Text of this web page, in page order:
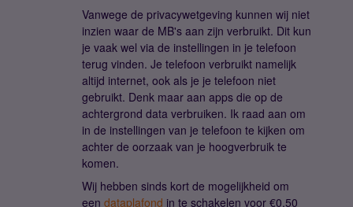
Vanwege de privacywetgeving kunnen wij niet
inzien waar de MB's aan zijn verbruikt. Dit kun
je vaak wel via de instellingen in je telefoon
terug vinden. Je telefoon verbruikt namelijk
altijd internet, ook als je je telefoon niet
gebruikt. Denk maar aan apps die op de
achtergrond data verbruiken. Ik raad aan om
in de instellingen van je telefoon te kijken om
achter de oorzaak van je hoogverbruik te
komen.
Wij hebben sinds kort de mogelijkheid om
een dataplafond in te schakelen voor €0,50